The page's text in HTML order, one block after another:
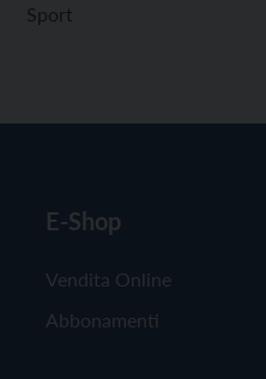
Sport
E-Shop
Vendita Online
Abbonamenti